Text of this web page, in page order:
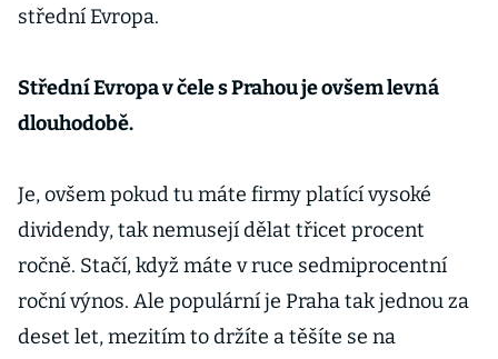
střední Evropa.
Střední Evropa v čele s Prahou je ovšem levná
dlouhodobě.
Je, ovšem pokud tu máte firmy platící vysoké
dividendy, tak nemusejí dělat třicet procent
ročně. Stačí, když máte v ruce sedmiprocentní
roční výnos. Ale populární je Praha tak jednou za
deset let, mezitím to držíte a těšíte se na